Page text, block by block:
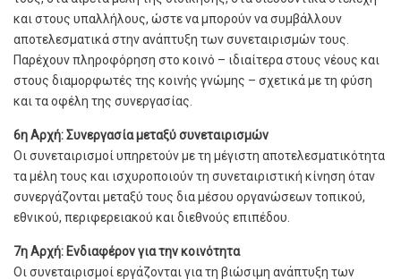
και στους υπαλλήλους, ώστε να μπορούν να συμβάλλουν
αποτελεσματικά στην ανάπτυξη των συνεταιρισμών τους.
Παρέχουν πληροφόρηση στο κοινό – ιδιαίτερα στους νέους και
στους διαμορφωτές της κοινής γνώμης – σχετικά με τη φύση
και τα οφέλη της συνεργασίας.
6η Αρχή: Συνεργασία μεταξύ συνεταιρισμών
Οι συνεταιρισμοί υπηρετούν με τη μέγιστη αποτελεσματικότητα
τα μέλη τους και ισχυροποιούν τη συνεταιριστική κίνηση όταν
συνεργάζονται μεταξύ τους δια μέσου οργανώσεων τοπικού,
εθνικού, περιφερειακού και διεθνούς επιπέδου.
7η Αρχή: Ενδιαφέρον για την κοινότητα
Οι συνεταιρισμοί εργάζονται για τη βιώσιμη ανάπτυξη των